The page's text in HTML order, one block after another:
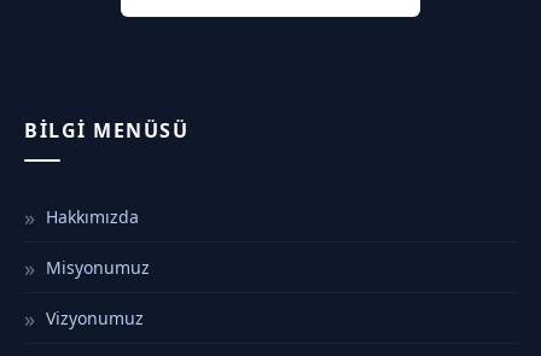
BILGI MENÜSÜ
Hakkımızda
Misyonumuz
Vizyonumuz